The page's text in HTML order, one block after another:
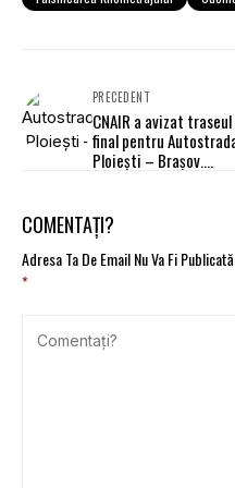
PRECEDENT
CNAIR a avizat traseul
final pentru
Ploiești – Brașov.
COMENTAȚI?
Adresa Ta De Email Nu Va Fi
*